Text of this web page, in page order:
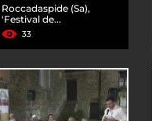
Roccadaspide (Sa),
'Festival de...
33